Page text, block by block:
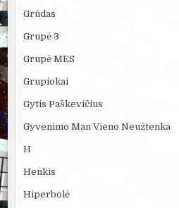
Grūdas
Grupė 3
Grupė MES
Grupiokai
Gytis Paškevičius
Gyvenimo Man Vieno Neužtenka
H
Henkis
Hiperbolė